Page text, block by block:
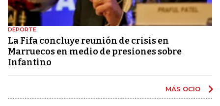
DEPORTE
La Fifa concluye reunión de crisis en
Marruecos en medio de presiones sobre
Infantino
MÁS OCIO